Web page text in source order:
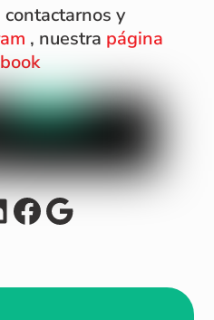
y
, nuestra página
Facebook
Google